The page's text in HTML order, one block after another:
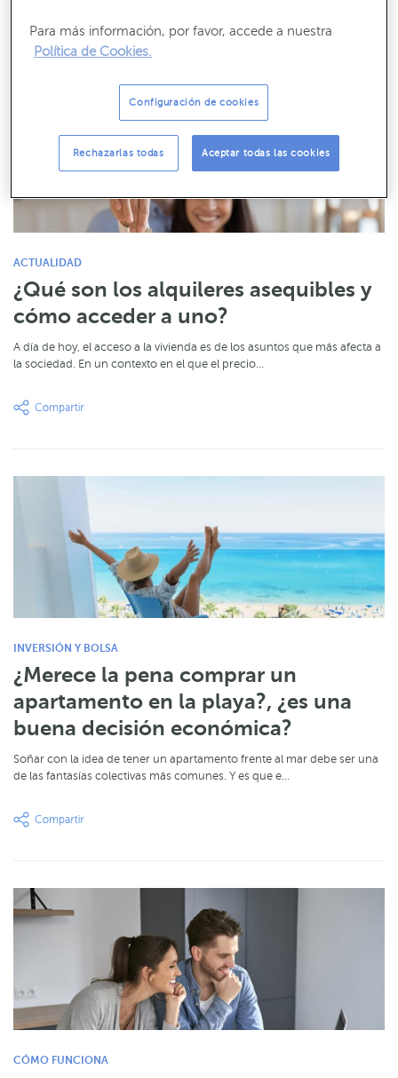
ACTUALIDAD
¿Qué son los alquileres asequibles y
cómo acceder a uno?
A día de hoy, el acceso a la vivienda es de los asuntos que más afecta a
la sociedad. En un contexto en el que el precio…
INVERSIÓN Y BOLSA
¿Merece la pena comprar un
apartamento en la playa?, ¿es una
buena decisión económica?
Soñar con la idea de tener un apartamento frente al mar debe ser una
de las fantasías colectivas más comunes. Y es que e…
CÓMO FUNCIONA
Para más información, por favor, accede a nuestra
Política de Cookies.
Configuración de cookies
Rechazarlas todas Aceptar todas las cookies